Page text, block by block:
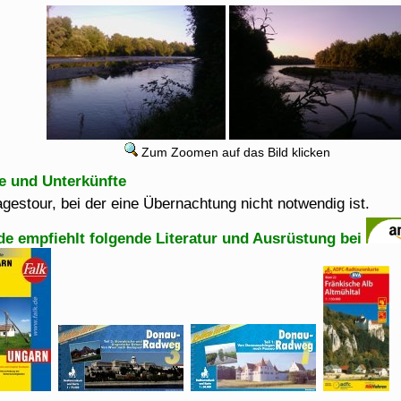
Zum Zoomen auf das Bild klicken
und Unterkünfte
bei der eine Übernachtung nicht notwendig ist.
empfiehlt folgende Literatur und Ausrüstung bei